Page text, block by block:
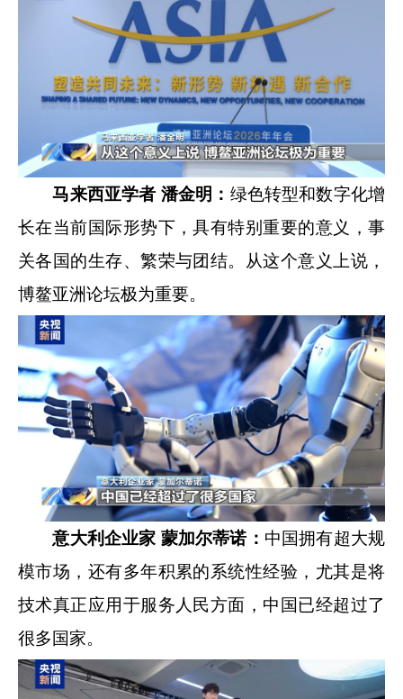
马来西亚学者 潘金明： 绿色转型和数字化增
长在当前国际形势下，具有特别重要的意义，事
关各国的生存、繁荣与团结。从这个意义上说，
博鳌亚洲论坛极为重要。
意大利企业家 蒙加尔蒂诺： 中国拥有超大规
模市场，还有多年积累的系统性经验，尤其是将
技术真正应用于服务人民方面，中国已经超过了
很多国家。